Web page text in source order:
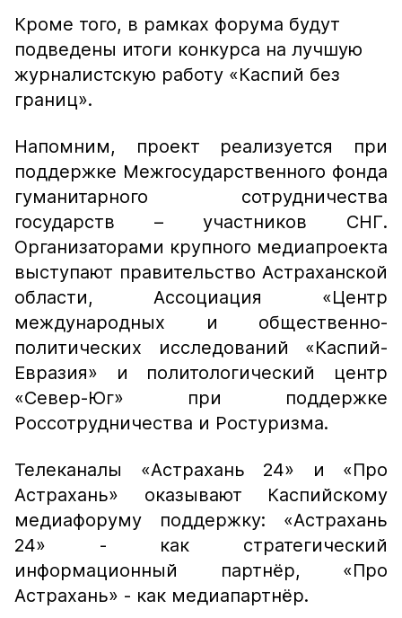
Кроме того, в рамках форума будут
подведены итоги конкурса на лучшую
журналистскую работу «Каспий без
границ».
Напомним, проект реализуется при
поддержке Межгосударственного фонда
гуманитарного сотрудничества
государств – участников СНГ.
Организаторами крупного медиапроекта
выступают правительство Астраханской
области, Ассоциация «Центр
международных и общественно-
политических исследований «Каспий-
Евразия» и политологический центр
«Север-Юг» при поддержке
Россотрудничества и Ростуризма.
Телеканалы «Астрахань 24» и «Про
Астрахань» оказывают Каспийскому
медиафоруму поддержку: «Астрахань
24» - как стратегический
информационный партнёр, «Про
Астрахань» - как медиапартнёр.